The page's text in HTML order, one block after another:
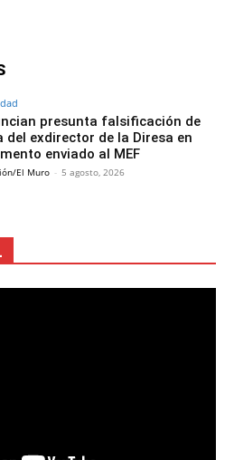
presunta falsificación de
del exdirector de la Diresa en
enviado al MEF
El Muro - 5 agosto, 2026